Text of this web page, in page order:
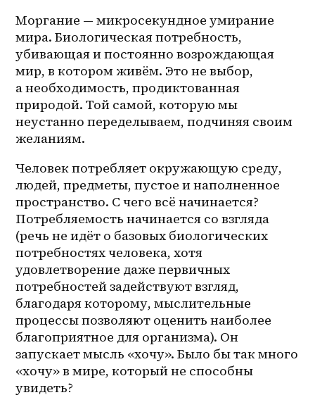
Моргание — микросекундное умирание
мира. Биологическая потребность,
убивающая и постоянно возрождающая
мир, в котором живём. Это не выбор,
а необходимость, продиктованная
природой. Той самой, которую мы
неустанно переделываем, подчиняя своим
желаниям.
Человек потребляет окружающую среду,
людей, предметы, пустое и наполненное
пространство. С чего всё начинается?
Потребляемость начинается со взгляда
(речь не идёт о базовых биологических
потребностях человека, хотя
удовлетворение даже первичных
потребностей задействуют взгляд,
благодаря которому, мыслительные
процессы позволяют оценить наиболее
благоприятное для организма). Он
запускает мысль «хочу». Было бы так много
«хочу» в мире, который не способны
увидеть?